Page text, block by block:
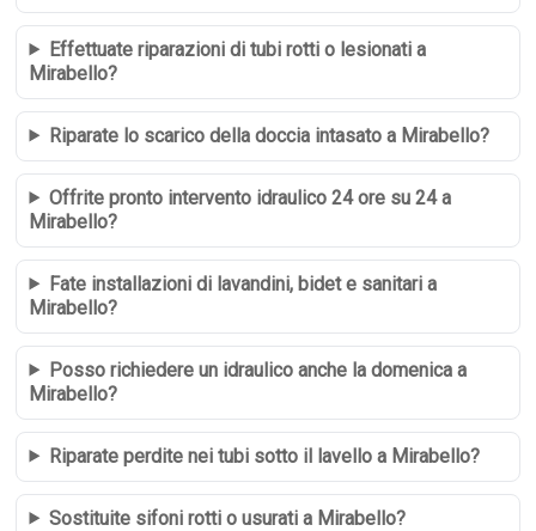
Effettuate riparazioni di tubi rotti o lesionati a
Mirabello?
Riparate lo scarico della doccia intasato a Mirabello?
Offrite pronto intervento idraulico 24 ore su 24 a
Mirabello?
Fate installazioni di lavandini, bidet e sanitari a
Mirabello?
Posso richiedere un idraulico anche la domenica a
Mirabello?
Riparate perdite nei tubi sotto il lavello a Mirabello?
Sostituite sifoni rotti o usurati a Mirabello?